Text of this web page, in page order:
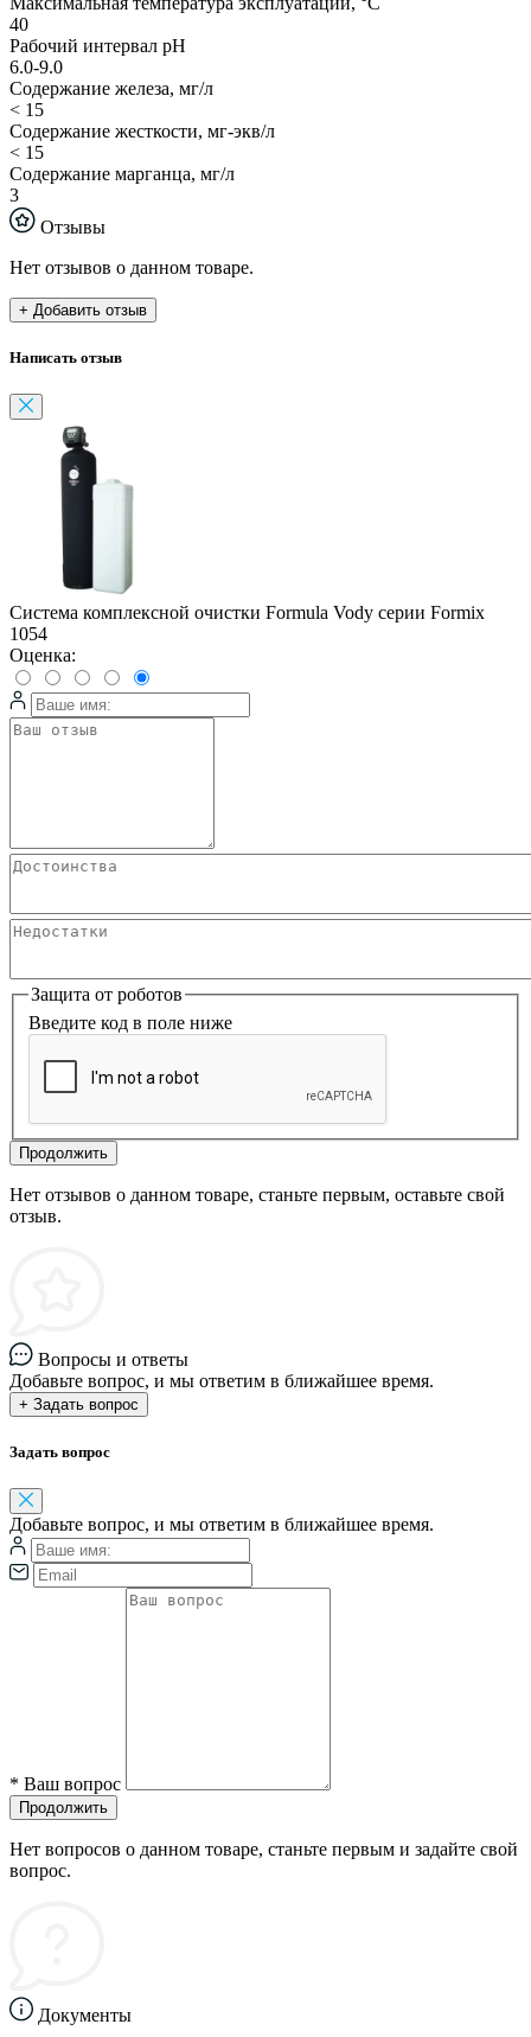
40
Рабочий интервал рН
6.0-9.0
Содержание железа, мг/л
< 15
Содержание жесткости, мг-экв/л
< 15
Содержание марганца, мг/л
3
Отзывы
Нет отзывов о данном товаре.
+ Добавить отзыв
Написать отзыв
Система комплексной очистки Formula Vody серии Formix
1054
Оценка:
Защита от роботов
Введите код в поле ниже
Продолжить
Нет отзывов о данном товаре, станьте первым, оставьте свой
отзыв.
Вопросы и ответы
Добавьте вопрос, и мы ответим в ближайшее время.
+ Задать вопрос
Задать вопрос
Добавьте вопрос, и мы ответим в ближайшее время.
* Ваш вопрос
Продолжить
Нет вопросов о данном товаре, станьте первым и задайте свой
вопрос.
Документы